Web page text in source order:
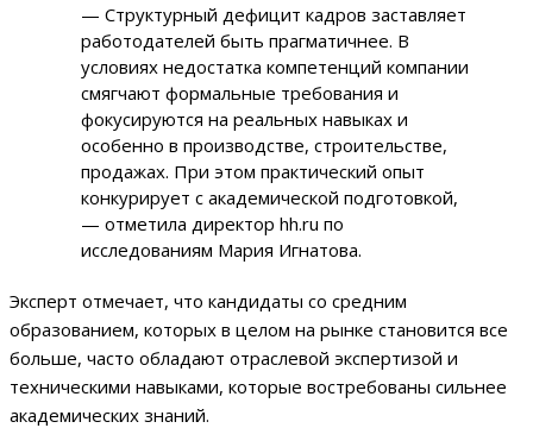
— Структурный дефицит кадров заставляет
работодателей быть прагматичнее. В
условиях недостатка компетенций компании
смягчают формальные требования и
фокусируются на реальных навыках и
особенно в производстве, строительстве,
продажах. При этом практический опыт
конкурирует с академической подготовкой,
— отметила директор hh.ru по
исследованиям Мария Игнатова.
Эксперт отмечает, что кандидаты со средним
образованием, которых в целом на рынке становится все
больше, часто обладают отраслевой экспертизой и
техническими навыками, которые востребованы сильнее
академических знаний.